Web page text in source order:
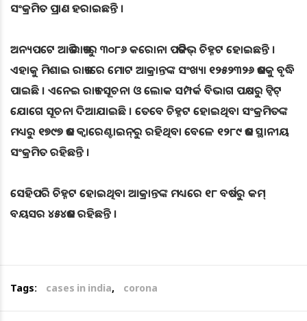
ସଂକ୍ରମିତ ପ୍ରାଣ ହରାଇଛନ୍ତି ।
ଅନ୍ୟପଟେ ଆଜି ରାଜ୍ୟରୁ ୩୦୮୬ କରୋନା ପଜିଟିଭ୍ ଚିହ୍ନଟ ହୋଇଛନ୍ତି ।
ଏହାକୁ ମିଶାଇ ରାଜ୍ୟରେ ମୋଟ ଆକ୍ରାନ୍ତଙ୍କ ସଂଖ୍ୟା ୧୨୫୨୩୨୬ ଜଣକୁ ବୃଦ୍ଧି
ପାଇଛି । ଏନେଇ ରାଜ୍ୟ ସୂଚନା ଓ ଲୋକ ସମ୍ପର୍କ ବିଭାଗ ପକ୍ଷରୁ ଟ୍ଵିଟ୍
ଯୋଗେ ସୂଚନା ଦିଆଯାଇଛି । ତେବେ ଚିହ୍ନଟ ହୋଇଥିବା ସଂକ୍ରମିତଙ୍କ
ମଧ୍ୟରୁ ୧୭୯୭ ଜଣ କ୍ୱାରେଣ୍ଟାଇନ୍‌ରୁ ରହିଥିବା ବେଳେ ୧୨୮୯ ଜଣ ସ୍ଥାନୀୟ
ସଂକ୍ରମିତ ରହିଛନ୍ତି ।
ସେହିପରି ଚିହ୍ନଟ ହୋଇଥିବା ଆକ୍ରାନ୍ତଙ୍କ ମଧ୍ୟରେ ୧୮ ବର୍ଷରୁ କମ୍‌
ବୟସର ୪୫୪ଜଣ ରହିଛନ୍ତି ।
Tags: cases in india, corona